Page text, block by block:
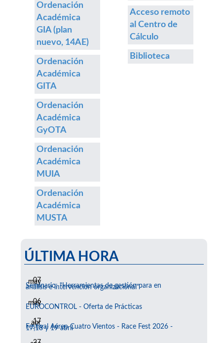
Ordenación
Académica
GIA (plan
nuevo, 14AE)
Ordenación
Académica
GITA
Ordenación
Académica
GyOTA
Ordenación
Académica
MUIA
Ordenación
Académica
MUSTA
Acceso remoto
al Centro de
Cálculo
Biblioteca
ÚLTIMA HORA
07
may
Seminario: "Herramientas de gestión para en
análisis e intervención organizacional"
06
may
EUROCONTROL - Oferta de Prácticas
17
abr
Festival Aéreo Cuatro Vientos - Race Fest 2026 -
17,18 y 19 abril